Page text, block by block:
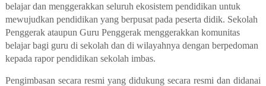
belajar dan menggerakkan seluruh ekosistem pendidikan untuk
mewujudkan pendidikan yang berpusat pada peserta didik. Sekolah
Penggerak ataupun Guru Penggerak menggerakkan komunitas
belajar bagi guru di sekolah dan di wilayahnya dengan berpedoman
kepada rapor pendidikan sekolah imbas.
Pengimbasan secara resmi yang didukung secara resmi dan didanai